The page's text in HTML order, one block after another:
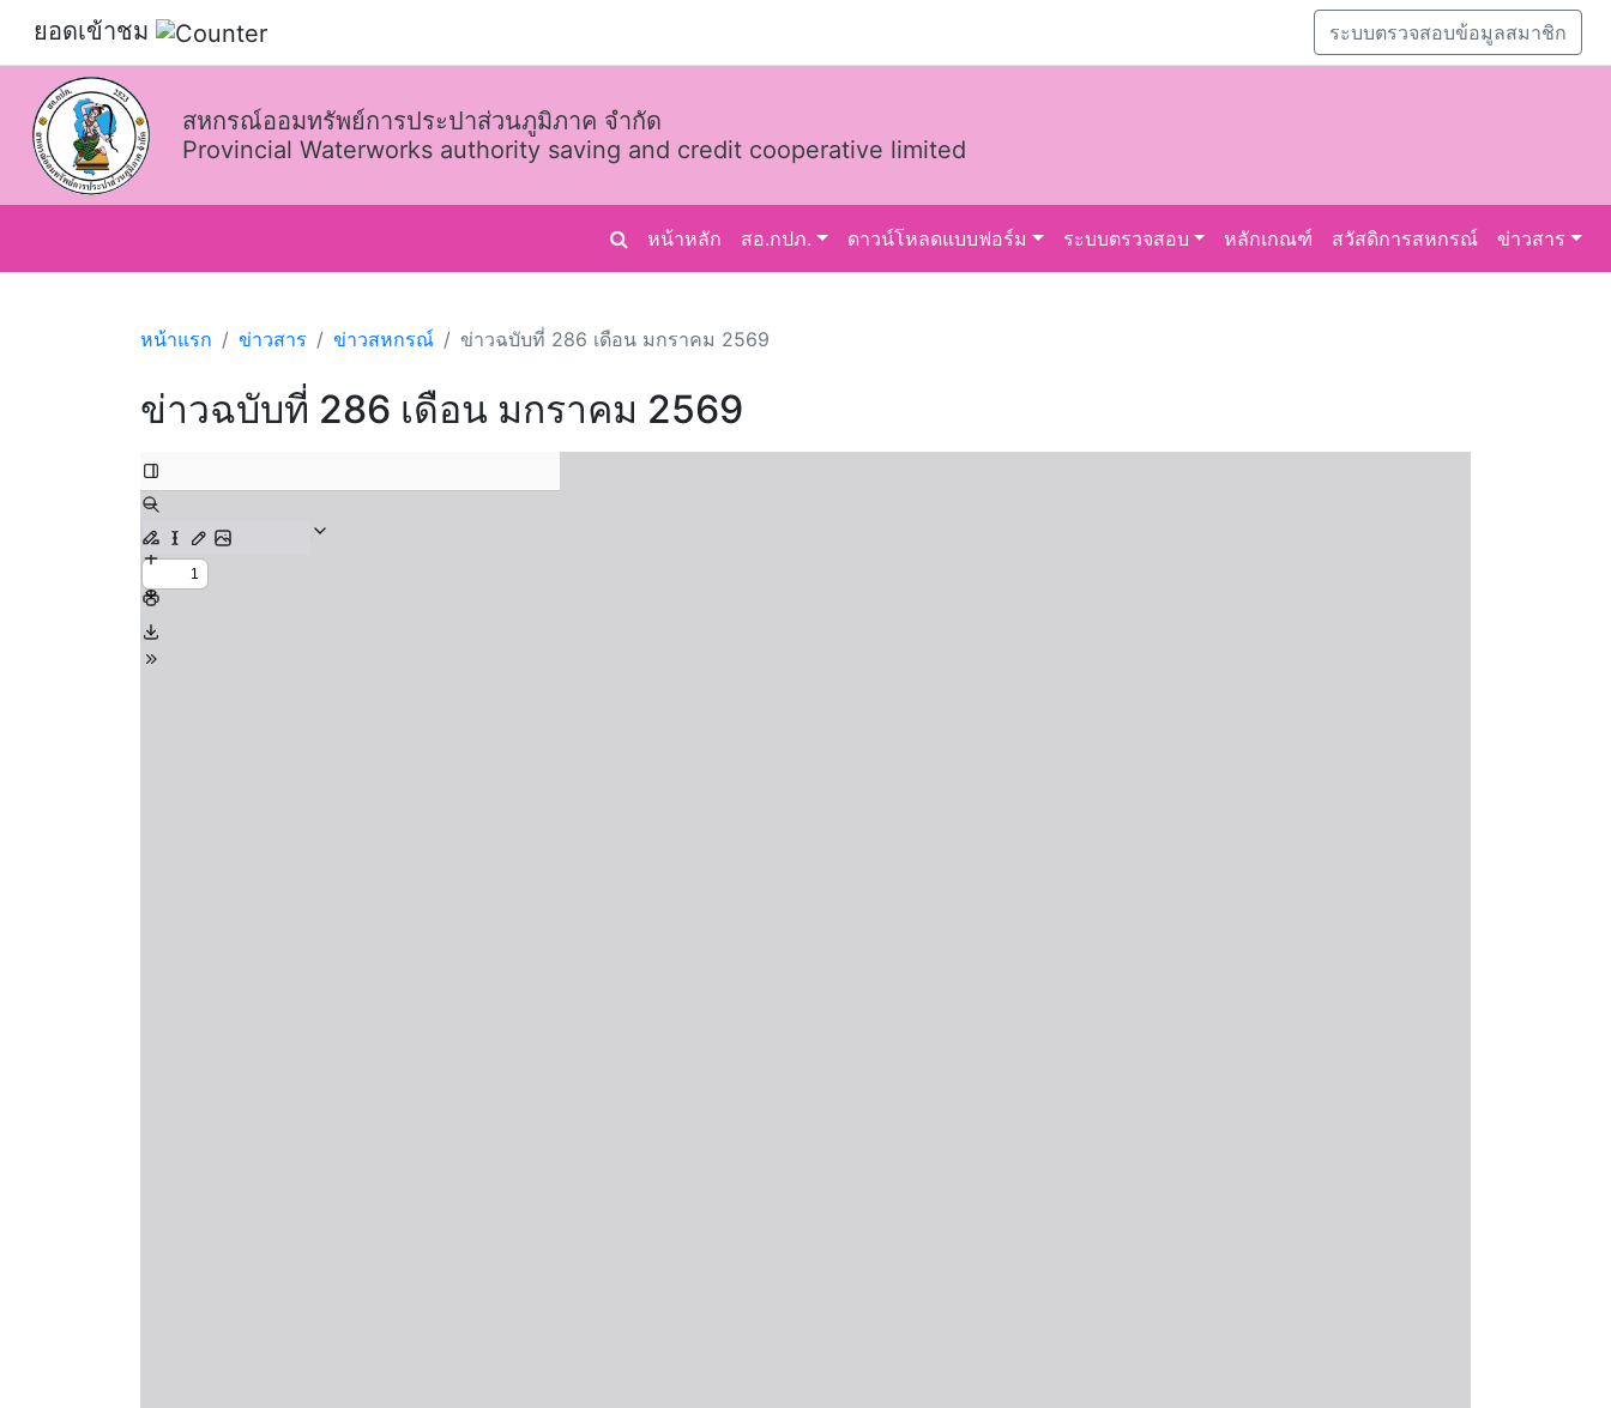
ยอดเข้าชม ระบบตรวจสอบข้อมูลสมาชิก
สหกรณ์ออมทรัพย์การประปาส่วนภูมิภาค จำกัด
Provincial Waterworks authority saving and credit cooperative limited
หน้าหลัก สอ.กปภ. ดาวน์โหลดแบบฟอร์ม ระบบตรวจสอบ หลักเกณฑ์ สวัสดิการสหกรณ์ ข่าวสาร
หน้าแรก ข่าวสาร ข่าวสหกรณ์ ข่าวฉบับที่ 286 เดือน มกราคม 2569
ข่าวฉบับที่ 286 เดือน มกราคม 2569